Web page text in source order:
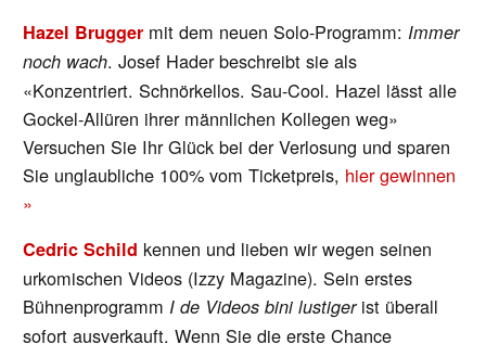
Hazel Brugger mit dem neuen Solo-Programm: Immer
noch wach. Josef Hader beschreibt sie als
«Konzentriert. Schnörkellos. Sau-Cool. Hazel lässt alle
Gockel-Allüren ihrer männlichen Kollegen weg»
Versuchen Sie Ihr Glück bei der Verlosung und sparen
Sie unglaubliche 100% vom Ticketpreis, hier gewinnen
»
Cedric Schild kennen und lieben wir wegen seinen
urkomischen Videos (Izzy Magazine). Sein erstes
Bühnenprogramm I de Videos bini lustigerist überall
sofort ausverkauft. Wenn Sie die erste Chance